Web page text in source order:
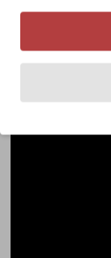
prepážiek
zatváranie